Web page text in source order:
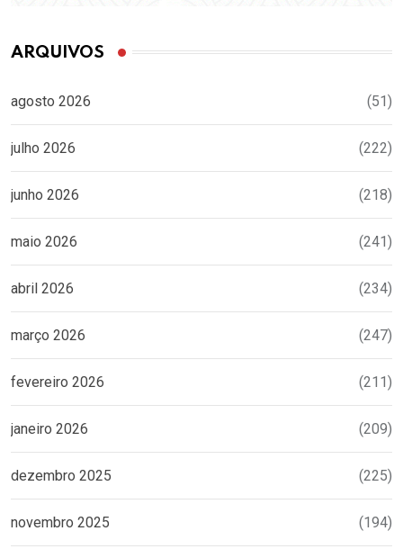
ARQUIVOS
agosto 2026 (51)
julho 2026 (222)
junho 2026 (218)
maio 2026 (241)
abril 2026 (234)
março 2026 (247)
fevereiro 2026 (211)
janeiro 2026 (209)
dezembro 2025 (225)
novembro 2025 (194)